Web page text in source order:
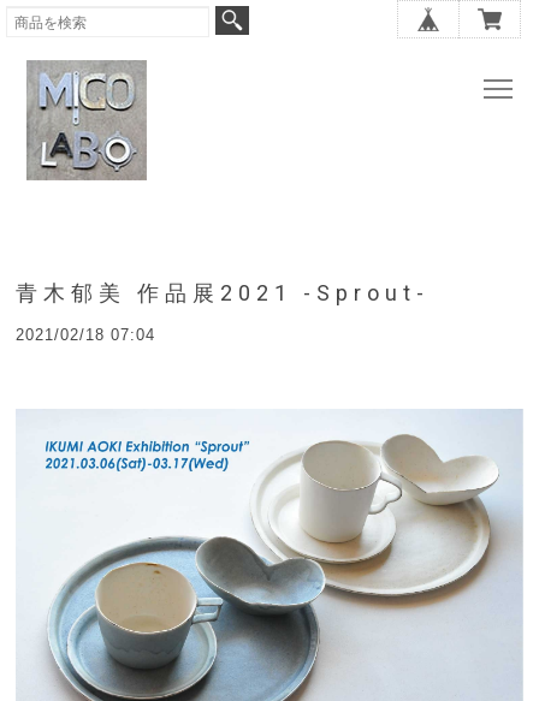
青木郁美 作品展2021 -Sprout-
2021/02/18 07:04